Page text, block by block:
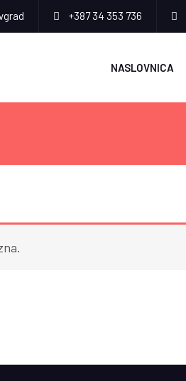
+387 34 353 736
NASLOVNICA